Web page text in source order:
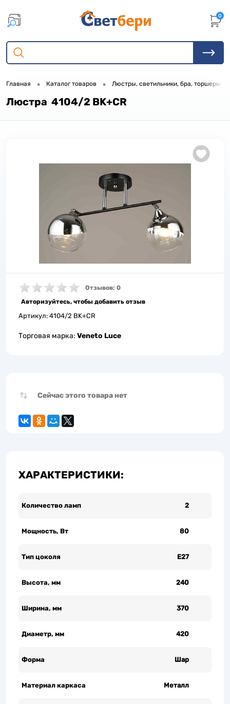
0
Главная • Каталог товаров • Люстры, светильники, бра, торшеры
Люстра 4104/2 BK+CR
Отзывов: 0
Авторизуйтесь, чтобы добавить отзыв
Артикул: 4104/2 BK+CR
Торговая марка: Veneto Luce
Сейчас этого товара нет
ХАРАКТЕРИСТИКИ:
Количество ламп 2
Мощность, Вт 80
Тип цоколя Е27
Высота, мм 240
Ширина, мм 370
Диаметр, мм 420
Форма Шар
Материал каркаса Металл